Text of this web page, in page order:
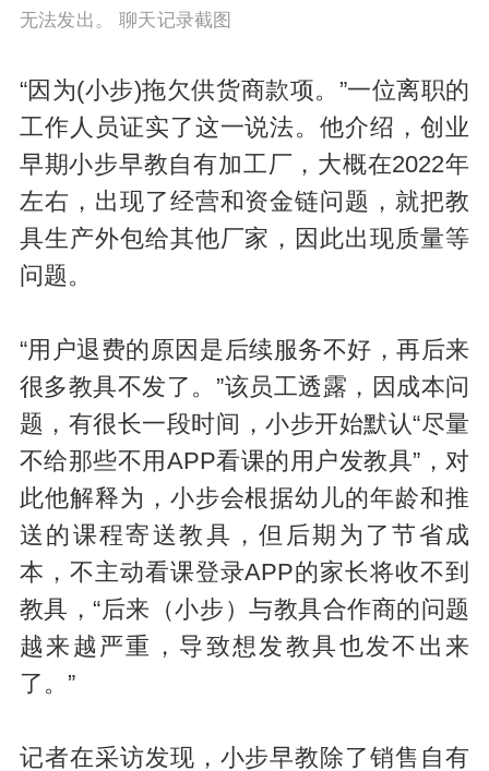
无法发出。 聊天记录截图
“因为(小步)拖欠供货商款项。”一位离职的
工作人员证实了这一说法。他介绍，创业
早期小步早教自有加工厂，大概在2022年
左右，出现了经营和资金链问题，就把教
具生产外包给其他厂家，因此出现质量等
问题。
“用户退费的原因是后续服务不好，再后来
很多教具不发了。”该员工透露，因成本问
题，有很长一段时间，小步开始默认“尽量
不给那些不用APP看课的用户发教具”，对
此他解释为，小步会根据幼儿的年龄和推
送的课程寄送教具，但后期为了节省成
本，不主动看课登录APP的家长将收不到
教具，“后来（小步）与教具合作商的问题
越来越严重，导致想发教具也发不出来
了。”
记者在采访发现，小步早教除了销售自有